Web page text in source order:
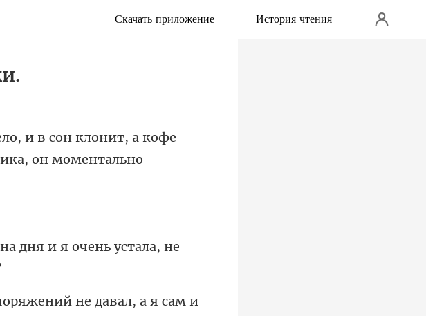
Скачать приложение История чтения
сон клонит, а кофе
дня и я очень устала, не
не давал, а я сам и